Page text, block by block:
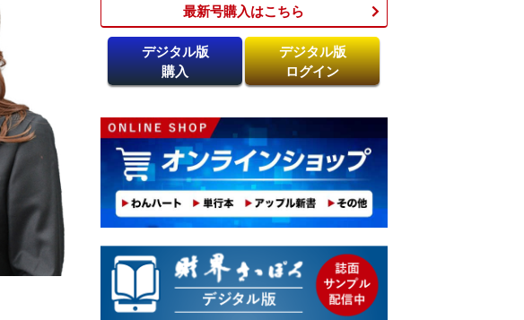
最新号購入はこちら​
デジタル版
購入
デジタル版
ログイン